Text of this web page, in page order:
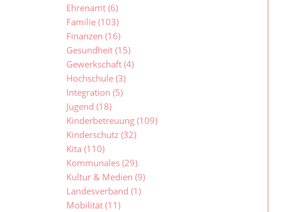
Ehrenamt (6)
Familie (103)
Finanzen (16)
Gesundheit (15)
Gewerkschaft (4)
Hochschule (3)
Integration (5)
Jugend (18)
Kinderbetreuung (109)
Kinderschutz (32)
Kita (110)
Kommunales (29)
Kultur & Medien (9)
Landesverband (1)
Mobilität (11)